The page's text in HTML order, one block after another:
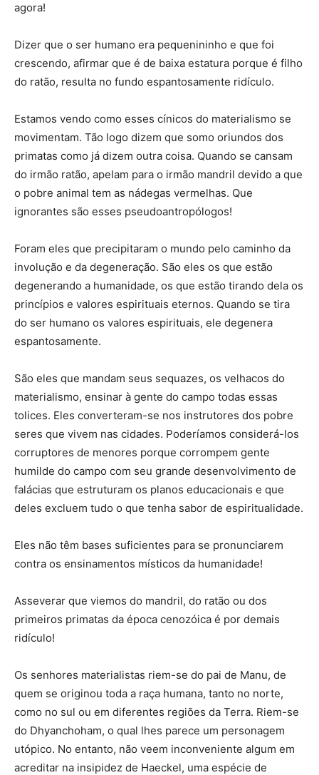
agora!
Dizer que o ser humano era pequenininho e que foi
crescendo, afirmar que é de baixa estatura porque é filho
do ratão, resulta no fundo espantosamente ridículo.
Estamos vendo como esses cínicos do materialismo se
movimentam. Tão logo dizem que somo oriundos dos
primatas como já dizem outra coisa. Quando se cansam
do irmão ratão, apelam para o irmão mandril devido a que
o pobre animal tem as nádegas vermelhas. Que
ignorantes são esses pseudoantropólogos!
Foram eles que precipitaram o mundo pelo caminho da
involução e da degeneração. São eles os que estão
degenerando a humanidade, os que estão tirando dela os
princípios e valores espirituais eternos. Quando se tira
do ser humano os valores espirituais, ele degenera
espantosamente.
São eles que mandam seus sequazes, os velhacos do
materialismo, ensinar à gente do campo todas essas
tolices. Eles converteram-se nos instrutores dos pobre
seres que vivem nas cidades. Poderíamos considerá-los
corruptores de menores porque corrompem gente
humilde do campo com seu grande desenvolvimento de
falácias que estruturam os planos educacionais e que
deles excluem tudo o que tenha sabor de espiritualidade.
Eles não têm bases suficientes para se pronunciarem
contra os ensinamentos místicos da humanidade!
Asseverar que viemos do mandril, do ratão ou dos
primeiros primatas da época cenozóica é por demais
ridículo!
Os senhores materialistas riem-se do pai de Manu, de
quem se originou toda a raça humana, tanto no norte,
como no sul ou em diferentes regiões da Terra. Riem-se
do Dhyanchoham, o qual lhes parece um personagem
utópico. No entanto, não veem inconveniente algum em
acreditar na insipidez de Haeckel, uma espécie de